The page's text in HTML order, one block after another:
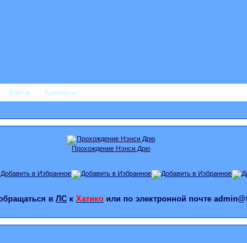
Войти Баннеры
Прохождение Нэнси Дрю
в ЛС к Хатико или по электронной почте